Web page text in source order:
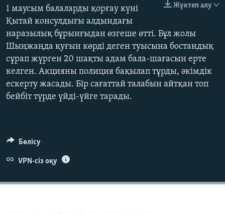
Auto 240p 480p
720p
480p
1080p
Жүктеп алу
1 маусым балаларды қорғау күні
Қытай консулдығы алдындағы
наразылық бұрынғыдан өзгеше өтті. Бұл жолы
Шыңжаңда қуғын көрді деген туысына бостандық
сұрап жүрген 20 шақты адам бала-шағасын ерте
келген. Акцияны полиция бақылап тұрды, әкімдік
ескерту жасады. Бір сағаттай талабын айтқан топ
бейбіт түрде үйді-үйге тарады.
Бөлісу
VPN-сіз оқу